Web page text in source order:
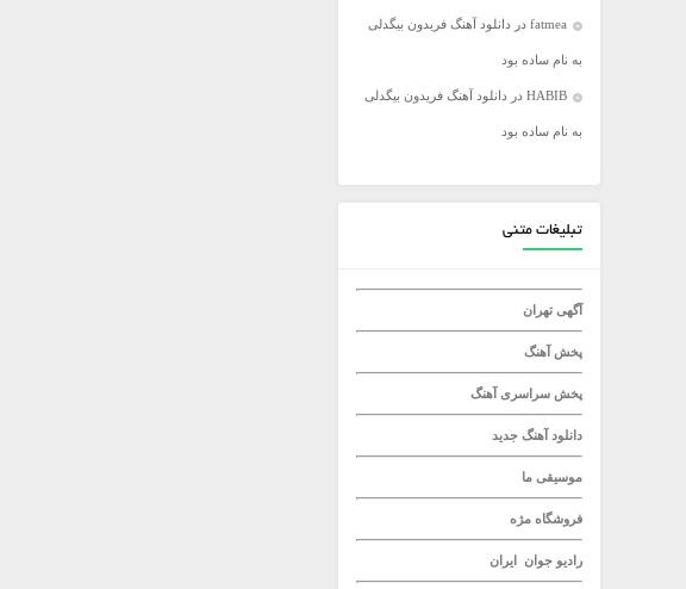
مهدی یغمایی
میثم ابراهیمی
میلاد راستاد
fatmea در دانلود آهنگ فریدون بیگدلی
به نام ساده بود
HABIB در دانلود آهنگ فریدون بیگدلی
به نام ساده بود
تبلیغات متنی
آگهی تهران
پخش آهنگ
پخش سراسری آهنگ
دانلود آهنگ جدید
موسیقی ما
فروشگاه مژه
رادیو جوان ایران